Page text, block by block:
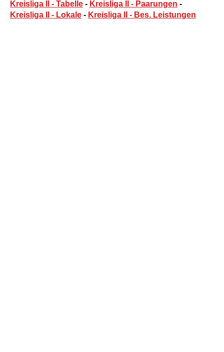
Kreisliga II - Tabelle - Kreisliga II - Paarungen -
Kreisliga II - Lokale - Kreisliga II - Bes. Leistungen